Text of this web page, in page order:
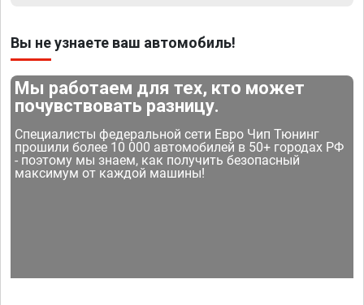
Вы не узнаете ваш автомобиль!
Мы работаем для тех, кто может
почувствовать разницу.
Специалисты федеральной сети Евро Чип Тюнинг
прошили более 10 000 автомобилей в 50+ городах РФ
- поэтому мы знаем, как получить безопасный
максимум от каждой машины!